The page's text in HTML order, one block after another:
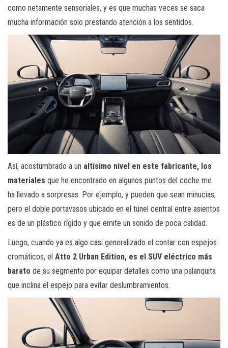
como netamente sensoriales, y es que muchas veces se saca
mucha información solo prestando atención a los sentidos.
Así, acostumbrado a un altísimo nivel en este fabricante, los
materiales que he encontrado en algunos puntos del coche me
ha llevado a sorpresas. Por ejemplo, y pueden que sean minucias,
pero el doble portavasos ubicado en el túnel central entre asientos
es de un plástico rígido y que emite un sonido de poca calidad.
Luego, cuando ya es algo casi generalizado el contar con espejos
cromáticos, el Atto 2 Urban Edition, es el SUV eléctrico más
barato de su segmento por equipar detalles como una palanquita
que inclina el espejo para evitar deslumbramientos.